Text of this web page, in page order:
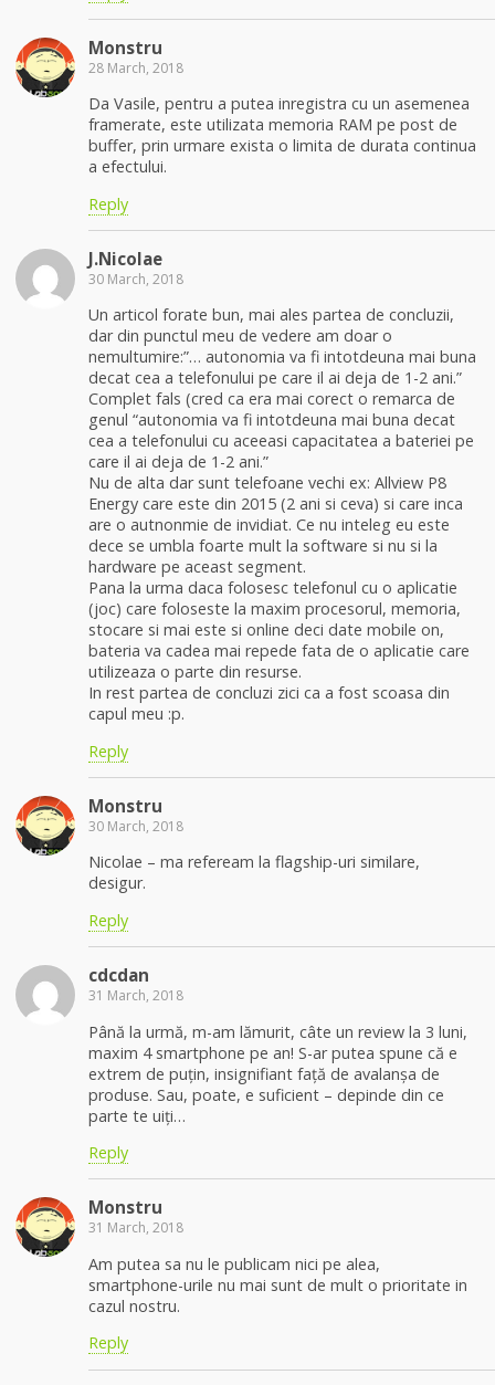
Monstru
28 March, 2018
Da Vasile, pentru a putea inregistra cu un asemenea
framerate, este utilizata memoria RAM pe post de
buffer, prin urmare exista o limita de durata continua
a efectului.
Reply
J.Nicolae
30 March, 2018
Un articol forate bun, mai ales partea de concluzii,
dar din punctul meu de vedere am doar o
nemultumire:”… autonomia va fi intotdeuna mai buna
decat cea a telefonului pe care il ai deja de 1-2 ani.”
Complet fals (cred ca era mai corect o remarca de
genul “autonomia va fi intotdeuna mai buna decat
cea a telefonului cu aceeasi capacitatea a bateriei pe
care il ai deja de 1-2 ani.”
Nu de alta dar sunt telefoane vechi ex: Allview P8
Energy care este din 2015 (2 ani si ceva) si care inca
are o autnonmie de invidiat. Ce nu inteleg eu este
dece se umbla foarte mult la software si nu si la
hardware pe aceast segment.
Pana la urma daca folosesc telefonul cu o aplicatie
(joc) care foloseste la maxim procesorul, memoria,
stocare si mai este si online deci date mobile on,
bateria va cadea mai repede fata de o aplicatie care
utilizeaza o parte din resurse.
In rest partea de concluzi zici ca a fost scoasa din
capul meu :p.
Reply
Monstru
30 March, 2018
Nicolae – ma refeream la flagship-uri similare,
desigur.
Reply
cdcdan
31 March, 2018
Până la urmă, m-am lămurit, câte un review la 3 luni,
maxim 4 smartphone pe an! S-ar putea spune că e
extrem de puțin, insignifiant față de avalanșa de
produse. Sau, poate, e suficient – depinde din ce
parte te uiți…
Reply
Monstru
31 March, 2018
Am putea sa nu le publicam nici pe alea,
smartphone-urile nu mai sunt de mult o prioritate in
cazul nostru.
Reply